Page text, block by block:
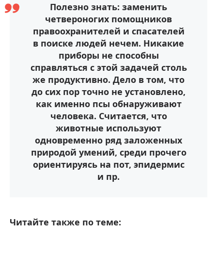
Полезно знать: заменить
четвероногих помощников
правоохранителей и спасателей
в поиске людей нечем. Никакие
приборы не способны
справляться с этой задачей столь
же продуктивно. Дело в том, что
до сих пор точно не установлено,
как именно псы обнаруживают
человека. Считается, что
животные используют
одновременно ряд заложенных
природой умений, среди прочего
ориентируясь на пот, эпидермис
и пр.
Читайте также по теме: